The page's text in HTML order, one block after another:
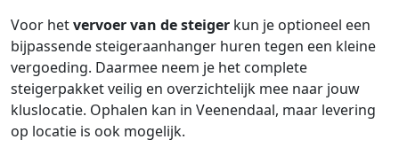
Voor hetvervoer van de steiger kun je optioneel een
bijpassende steigeraanhanger huren tegen een kleine
vergoeding. Daarmee neem je het complete
steigerpakket veilig en overzichtelijk mee naar jouw
kluslocatie. Ophalen kan in Veenendaal, maar levering
op locatie is ook mogelijk.